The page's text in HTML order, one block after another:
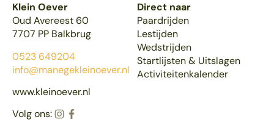
Klein Oever
Oud Avereest 60
7707 PP Balkbrug
0523 649204
info@manegekleinoever.nl
www.kleinoever.nl
Volg ons:
Direct naar
Paardrijden
Lestijden
Wedstrijden
Startlijsten & Uitslagen
Activiteitenkalender